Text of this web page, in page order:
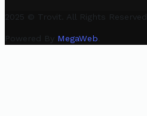
2025 © Trovit. All Rights Reserved.
Powered By MegaWeb